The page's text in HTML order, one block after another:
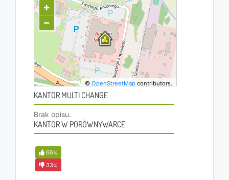
+
−
©OpenStreetMap contributors.
KANTOR MULTI CHANGE
Brak opisu.
KANTOR W PORÓWNYWARCE
66%
33%